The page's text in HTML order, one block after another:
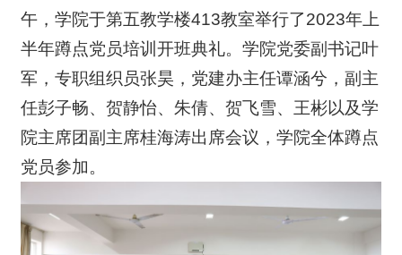
午，学院于第五教学楼413教室举行了2023年上
半年蹲点党员培训开班典礼。学院党委副书记叶
军，专职组织员张昊，党建办主任谭涵兮，副主
任彭子畅、贺静怡、朱倩、贺飞雪、王彬以及学
院主席团副主席桂海涛出席会议，学院全体蹲点
党员参加。